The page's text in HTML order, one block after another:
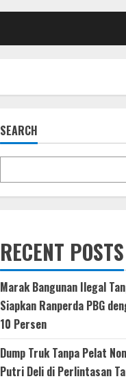
SEARCH
RECENT POSTS
Marak Bangunan Ilegal
Siapkan Ranperda PBG
10 Persen
Dump Truk Tanpa Pelat
Putri Deli di Perlintasan